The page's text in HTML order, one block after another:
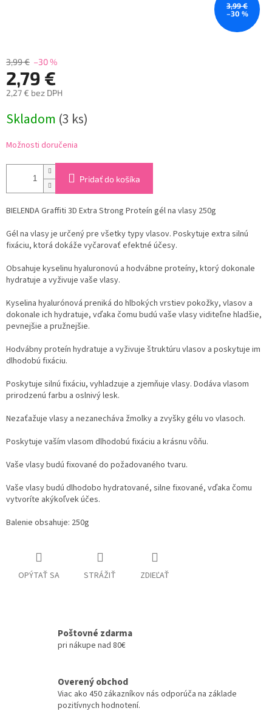
3,99 €
–30 %
3,99 € –30 %
2,79 €
2,27 € bez DPH
cena:
Skladom (3 ks)
Možnosti doručenia
Pridať do košíka
BIELENDA Graffiti 3D Extra Strong Proteín gél na vlasy 250g
Gél na vlasy je určený pre všetky typy vlasov. Poskytuje extra silnú
fixáciu, ktorá dokáže vyčarovať efektné účesy.
Obsahuje kyselinu hyaluronovú a hodvábne proteíny, ktorý dokonale
hydratuje a vyživuje vaše vlasy.
Kyselina hyalurónová preniká do hlbokých vrstiev pokožky, vlasov a
dokonale ich hydratuje, vďaka čomu budú vaše vlasy viditeľne hladšie,
pevnejšie a pružnejšie.
Hodvábny proteín hydratuje a vyživuje štruktúru vlasov a poskytuje im
dlhodobú fixáciu.
Poskytuje silnú fixáciu, vyhladzuje a zjemňuje vlasy. Dodáva vlasom
prirodzenú farbu a oslnivý lesk.
Nezaťažuje vlasy a nezanecháva žmolky a zvyšky gélu vo vlasoch.
Poskytuje vaším vlasom dlhodobú fixáciu a krásnu vôňu.
Vaše vlasy budú fixované do požadovaného tvaru.
Vaše vlasy budú dlhodobo hydratované, silne fixované, vďaka čomu
vytvoríte akýkoľvek účes.
Balenie obsahuje: 250g
OPÝTAŤ SA STRÁŽIŤ ZDIEĽAŤ
Poštovné zdarma
pri nákupe nad 80€
Overený obchod
Viac ako 450 zákazníkov nás odporúča na základe
pozitívnych hodnotení.